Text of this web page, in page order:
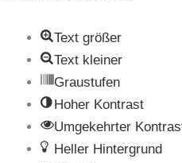
Text größer
Text kleiner
Graustufen
Hoher Kontrast
Umgekehrter
Heller Hintergrund